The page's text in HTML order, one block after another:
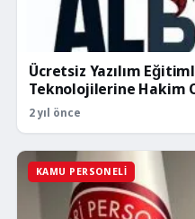
Ücretsiz Yazılım
Teknolojilerine Hakim
2 yıl önce
KAMU PERSONELI